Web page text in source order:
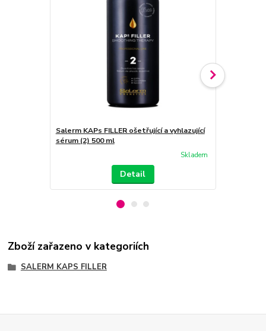
Salerm KAPs FILLER ošetřující a vyhlazující
sérum (2) 500 ml
Skladem
Detail
Zboží zařazeno v kategoriích
SALERM KAPS FILLER